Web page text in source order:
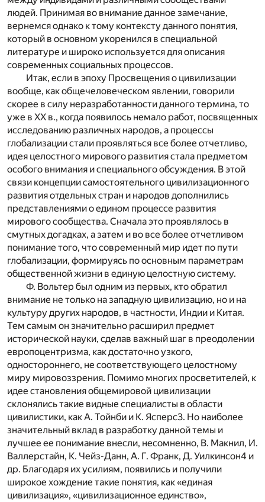
людей. Принимая во внимание данное замечание,
вернемся однако к тому контексту данного понятия,
который в основном укоренился в специальной
литературе и широко используется для описания
современных социальных процессов.
Итак, если в эпоху Просвещения о цивилизации
вообще, как общечеловеческом явлении, говорили
скорее в силу неразработанности данного термина, то
уже в ХХ в., когда появилось немало работ, посвященных
исследованию различных народов, а процессы
глобализации стали проявляться все более отчетливо,
идея целостного мирового развития стала предметом
особого внимания и специального обсуждения. В этой
связи концепции самостоятельного цивилизационного
развития отдельных стран и народов дополнились
представлениями о едином процессе развития
мирового сообщества. Сначала это проявлялось в
смутных догадках, а затем и во все более отчетливом
понимание того, что современный мир идет по пути
глобализации, формируясь по основным параметрам
общественной жизни в единую целостную систему.
Ф. Вольтер был одним из первых, кто обратил
внимание не только на западную цивилизацию, но и на
культуру других народов, в частности, Индии и Китая.
Тем самым он значительно расширил предмет
исторической науки, сделав важный шаг в преодолении
европоцентризма, как достаточно узкого,
одностороннего, не соответствующего целостному
миру мировоззрения. Помимо многих просветителей, к
идее становления общемировой цивилизации
склонялись такие видные специалисты в области
цивилистики, как А. Тойнби и К. Ясперс3. Но наиболее
значительный вклад в разработку данной темы и
лучшее ее понимание внесли, несомненно, В. Макнил, И.
Валлерстайн, К. Чейз-Данн, А. Г. Франк, Д. Уилкинсон4 и
др. Благодаря их усилиям, появились и получили
широкое хождение такие понятия, как «единая
цивилизация», «цивилизационное единство»,